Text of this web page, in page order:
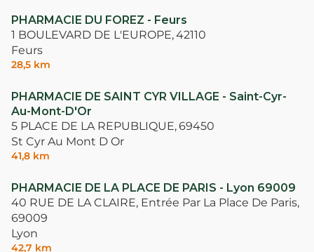
PHARMACIE DU FOREZ - Feurs
1 BOULEVARD DE L'EUROPE,42110
Feurs
28,5 km
PHARMACIE DE SAINT CYR VILLAGE - Saint-Cyr-
Au-Mont-D'Or
5 PLACE DE LA REPUBLIQUE,69450
St Cyr Au Mont D Or
41,8 km
PHARMACIE DE LA PLACE DE PARIS - Lyon 69009
40 RUE DE LA CLAIRE, Entrée Par La Place De Paris,
69009
Lyon
42,7 km